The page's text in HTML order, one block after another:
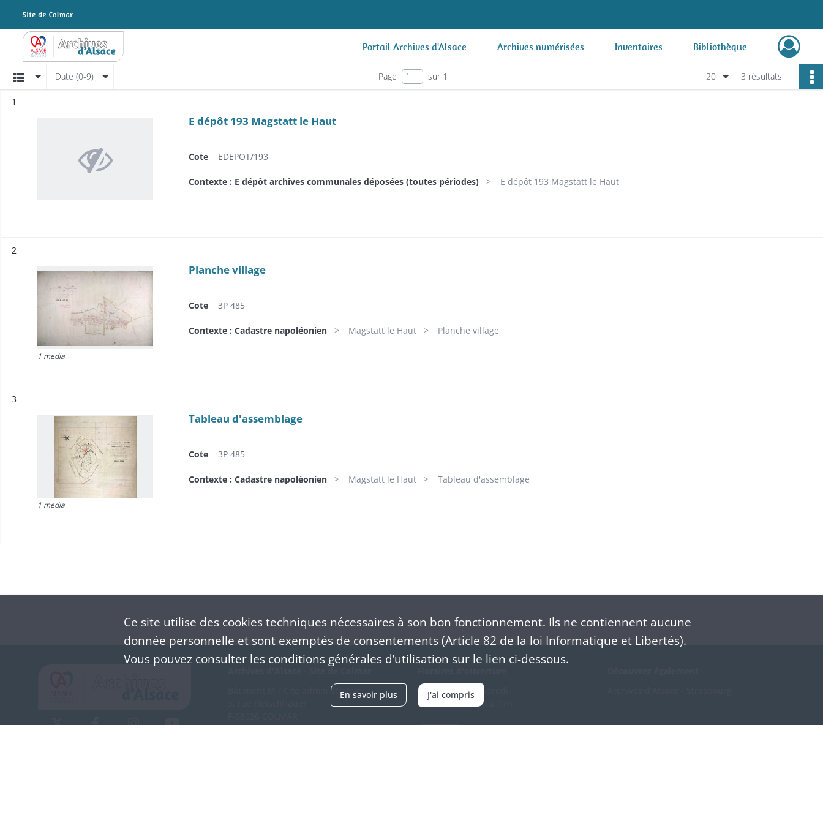
Archives Alsace - Colmar Portail Archives d'Alsace Archives numérisées Inventaires Bibliothèque
AffichageDate (0-9) Page sur 1 3 résultats
20
1
E dépôt 193 Magstatt le Haut
Cote EDEPOT/193
Contexte : E dépôt archives communales déposées (toutes périodes) E dépôt 193 Magstatt le Haut
2
1 media
Planche village
Cote 3P 485
Contexte : Cadastre napoléonien Magstatt le Haut Planche village
3
1 media
Tableau d'assemblage
Cote 3P 485
Contexte : Cadastre napoléonien Magstatt le Haut Tableau d'assemblage
Bâtiment M / Cité administrative
(+33) 3 89 21 97 00
Du mardi au vendredi
en continu de 9h à 17h
Ce site utilise des cookiestechniques nécessaires à son bon fonctionnement. Ils ne contiennent aucune
donnée personnelle et sont exemptés de consentements (Article 82 de la loi Informatique et Libertés).
Vous pouvez consulter les conditions générales d’utilisation sur le lien ci-dessous.
En savoir plus J'ai compris